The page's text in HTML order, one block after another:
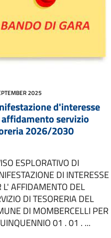
2025
d'interesse
servizio
2026/2030
ESPLORATIVO DI
DI INTERESSE
L' AFFIDAMENTO DEL
DI TESORERIA DEL
DI MOMBERCELLI PER
01 . 01 . ...